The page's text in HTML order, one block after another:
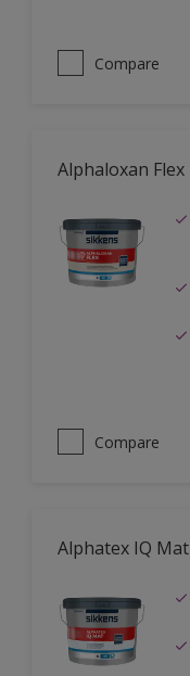
Compare
Alphaloxan Flex
Compare
Alphatex IQ Mat